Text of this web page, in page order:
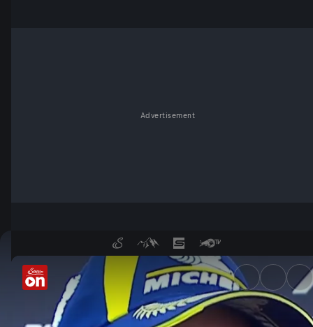
Advertisement
Marc Marquez: "Ein extrem